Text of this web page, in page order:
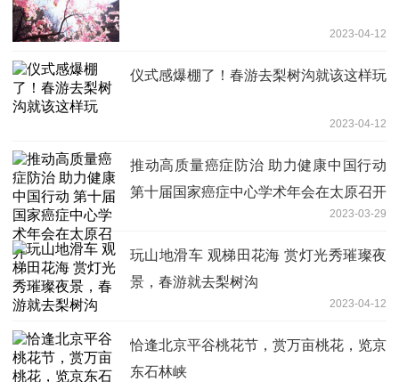
2023-04-12
仪式感爆棚了！春游去梨树沟就该这样玩
2023-04-12
推动高质量癌症防治 助力健康中国行动
第十届国家癌症中心学术年会在太原召开
2023-03-29
玩山地滑车 观梯田花海 赏灯光秀璀璨夜
景，春游就去梨树沟
2023-04-12
恰逢北京平谷桃花节，赏万亩桃花，览京
东石林峡